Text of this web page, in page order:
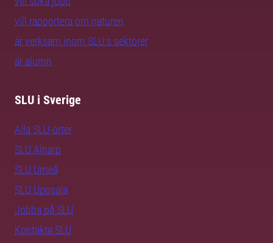
vill rapportera om naturen
är verksam inom SLU:s sektorer
är alumn
SLU i Sverige
Alla SLU-orter
SLU Alnarp
SLU Umeå
SLU Uppsala
Jobba på SLU
Kontakta SLU